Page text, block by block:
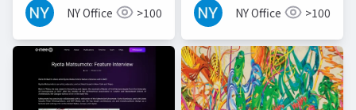
NY Office >100 NY Office >100